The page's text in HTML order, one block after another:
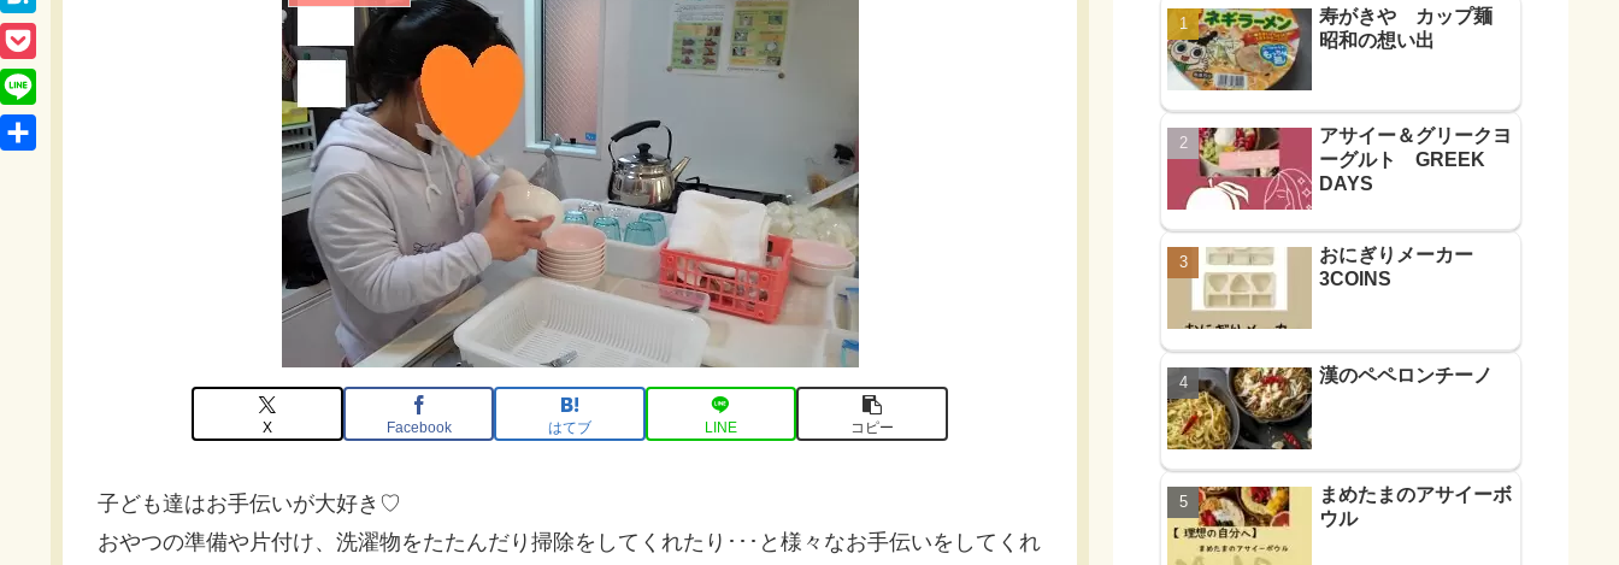
X Facebook はてブ LINE コピー
子ども達はお手伝いが大好き♡
おやつの準備や片付け、洗濯物をたたんだり掃除をしてくれたり･･･と様々なお手伝いをしてくれ
a
c
e
b
H
a
t
e
P
o
c
L
寿がきや カップ麺
昭和の想い出
アサイー＆グリークヨ
ーグルト GREEK
DAYS
おにぎりメーカー
3COINS
漢のペペロンチーノ
まめたまのアサイーボ
ウル